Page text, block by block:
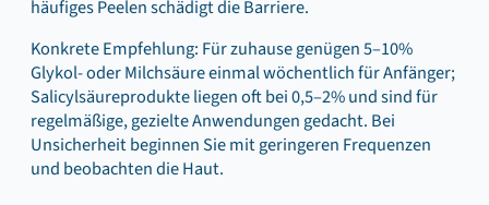
häufiges Peelen schädigt die Barriere.
Konkrete Empfehlung: Für zuhause genügen 5–10%
Glykol‑ oder Milchsäure einmal wöchentlich für Anfänger;
Salicylsäureprodukte liegen oft bei 0,5–2% und sind für
regelmäßige, gezielte Anwendungen gedacht. Bei
Unsicherheit beginnen Sie mit geringeren Frequenzen
und beobachten die Haut.